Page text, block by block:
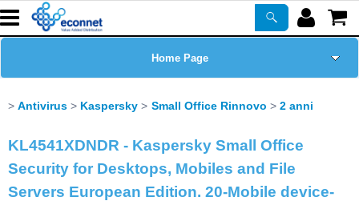
Home Page
Prodotti
Corsi
Antivirus Kaspersky Small Office Rinnovo 2 anni
KL4541XDNDR - Kaspersky Small Office
Security for Desktops, Mobiles and File
Servers European Edition. 20-Mobile device-